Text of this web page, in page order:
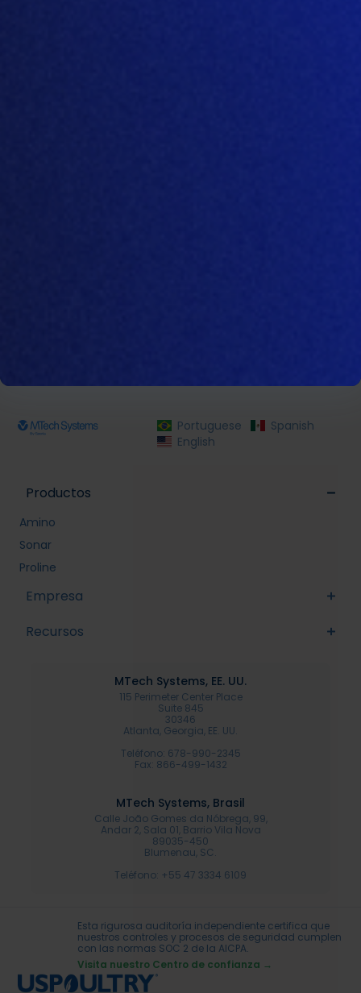
Portuguese
Spanish
English
Productos
Amino
Sonar
Proline
Empresa
Recursos
MTech Systems, EE. UU.
115 Perimeter Center Place
Suite 845
30346
Atlanta, Georgia, EE. UU.
Teléfono: 678-990-2345
Fax: 866-499-1432
MTech Systems, Brasil
Calle João Gomes da Nóbrega, 99,
Andar 2, Sala 01, Barrio Vila Nova
89035-450
Blumenau, SC.
Teléfono: +55 47 3334 6109
Esta rigurosa auditoría independiente certifica que
nuestros controles y procesos de seguridad cumplen
con las normas SOC 2 de la AICPA.
Visita nuestro Centro de confianza →